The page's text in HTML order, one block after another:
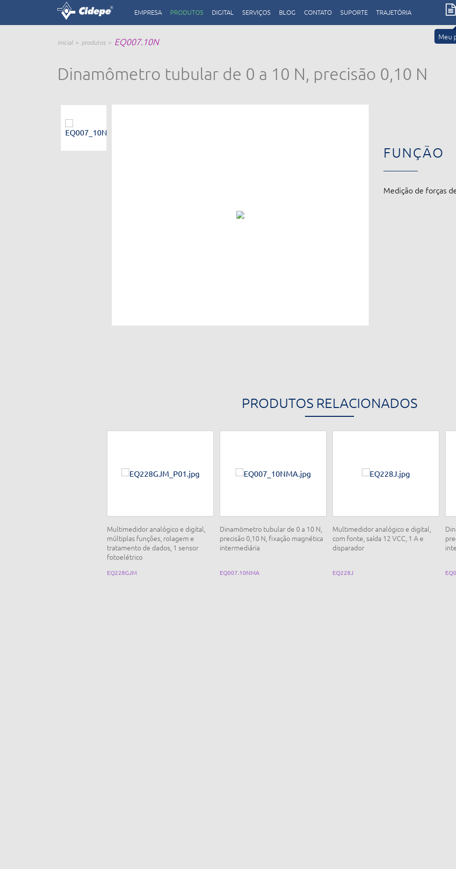
EMPRESA PRODUTOS DIGITAL SERVIÇOS BLOG CONTATO SUPORTE TRAJETÓRIA
Meu
Inicial produtos EQ007.10N
Dinamômetro tubular de 0 a 10 N, precisão 0,10 N
FUNÇÃO
Medição de forças
PRODUTOS RELACIONADOS
Multimedidor analógico e digital,
múltiplas funções, rolagem e
tratamento de dados, 1 sensor
fotoelétrico
EQ228GJM
Dinamômetro tubular de 0 a 10 N,
precisão 0,10 N, fixação magnética
intermediária
EQ007.10NMA
Multimedidor analógico e digital,
com fonte, saída 12 VCC, 1 A e
disparador
EQ228J